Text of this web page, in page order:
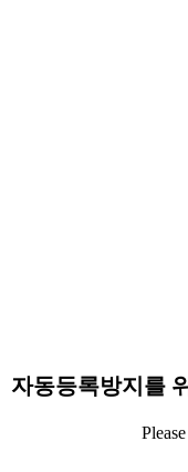
자동등록방지를